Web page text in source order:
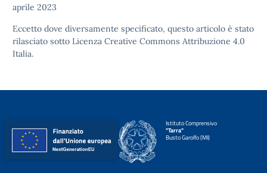
aprile 2023
Eccetto dove diversamente specificato, questo articolo è stato
rilasciato sotto Licenza Creative Commons Attribuzione 4.0
Italia.
Istituto Comprensivo
"Tarra"
Busto Garolfo (MI)